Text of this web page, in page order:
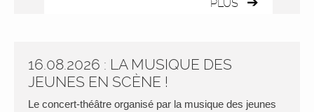
PLUS
16.08.2026 : LA MUSIQUE DES
JEUNES EN SCÈNE !
Le concert-théâtre organisé par la musique des jeunes